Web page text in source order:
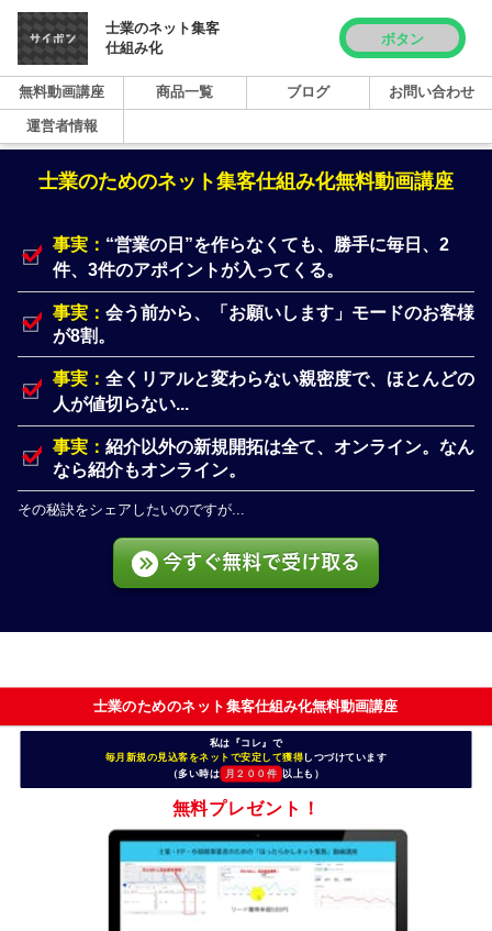
士業のネット集客
仕組み化
ボタン
無料動画講座 商品一覧 ブログ お問い合わせ
運営者情報
士業のためのネット集客仕組み化無料動画講座
事実： “営業の日”を作らなくても、勝手に毎日、2
件、3件のアポイントが入ってくる。
事実： 会う前から、「お願いします」モードのお客様
が8割。
事実： 全くリアルと変わらない親密度で、ほとんどの
人が値切らない...
事実： 紹介以外の新規開拓は全て、オンライン。なん
なら紹介もオンライン。
その秘訣をシェアしたいのですが...
今すぐ無料で受け取る
士業のためのネット集客仕組み化無料動画講座
私は『コレ』で
毎月新規の見込客をネットで安定して獲得しつづけています
（多い時は 月２００件 以上も）
無料プレゼント！